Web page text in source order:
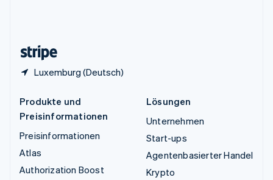
Luxemburg (Deutsch)
Produkte und
Preisinformationen
Preisinformationen
Atlas
Authorization Boost
Lösungen
Unternehmen
Start-ups
Agentenbasierter Handel
Krypto